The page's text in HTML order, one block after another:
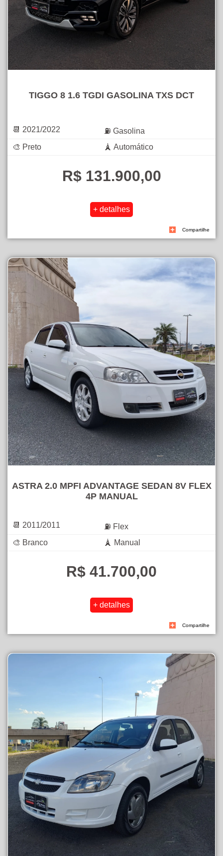
TIGGO 8 1.6 TGDI GASOLINA TXS DCT
📆 2021/2022
⛽ Gasolina
🎨 Preto
🗼 Automático
R$ 131.900,00
Compartilhe
ASTRA 2.0 MPFI ADVANTAGE SEDAN 8V FLEX
4P MANUAL
📆 2011/2011
⛽ Flex
🎨 Branco
🗼 Manual
R$ 41.700,00
Compartilhe